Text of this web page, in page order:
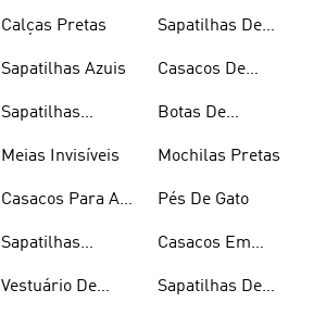
Calças Pretas
Sapatilhas Azuis
Sapatilhas
Meias Invisíveis
Casacos Para A
Sapatilhas
Vestuário De
Sapatilhas De
Casacos De
Botas De
Mochilas Pretas
Pés De Gato
Casacos Em
Sapatilhas De